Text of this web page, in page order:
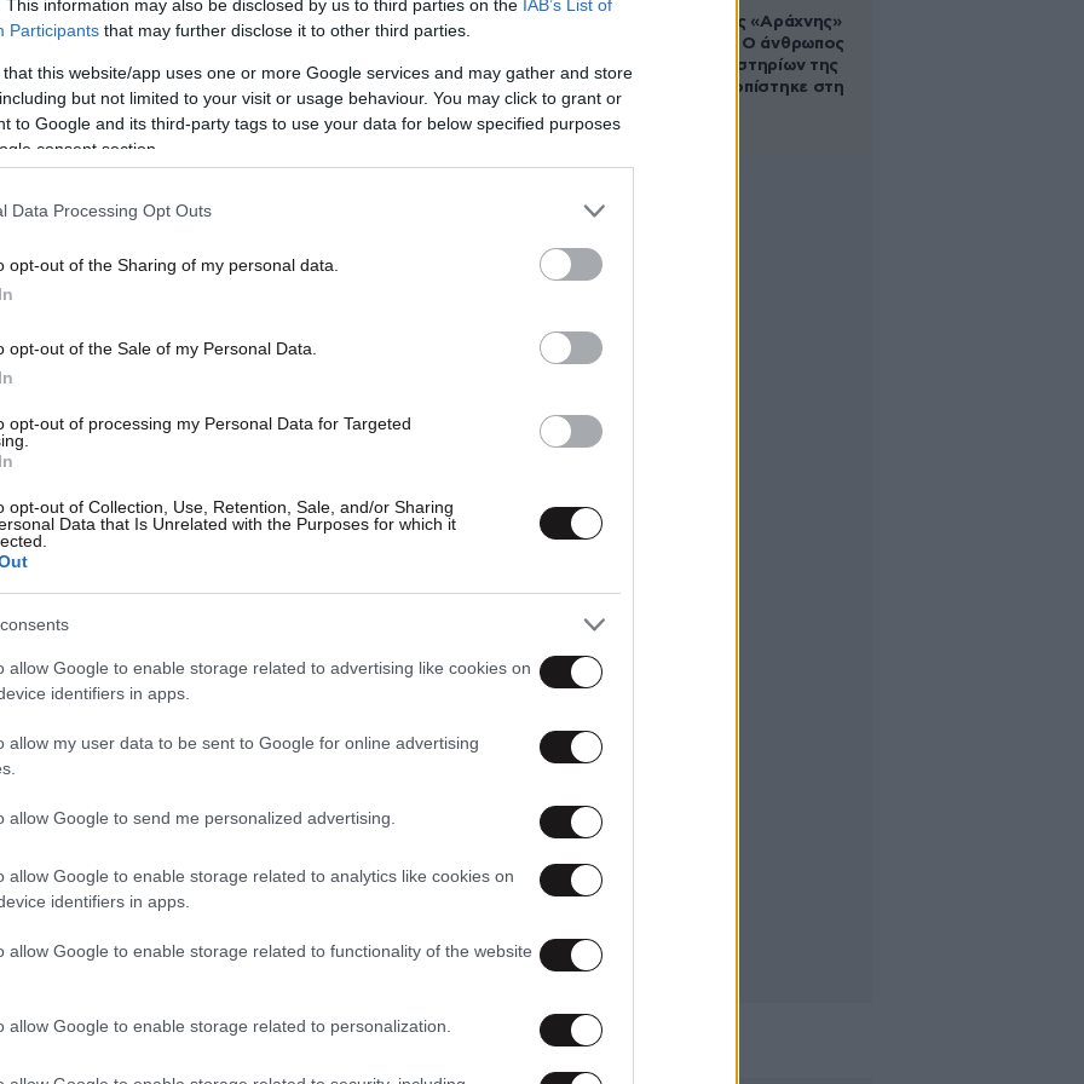
This information may also be disclosed by us to third parties on the IAB’s List of
Participants that may further disclose it to other third parties.
that this website/app uses one or more Google services and may gather and store
but not limited to your visit or usage behaviour. You may click to grant or
to Google and its third-party tags to use your data for below specified purposes
consent section.
Data Processing Opt Outs
opt-out of the Sharing of my personal data.
opt-out of the Sale of my Personal Data.
opt-out of processing my Personal Data for Targeted
opt-out of Collection, Use, Retention, Sale, and/or Sharing
Data that Is Unrelated with the Purposes for which it
allow Google to enable storage related to advertising like cookies on
identifiers in apps.
allow my user data to be sent to Google for online advertising
allow Google to send me personalized advertising.
allow Google to enable storage related to analytics like cookies on
identifiers in apps.
allow Google to enable storage related to functionality of the website
allow Google to enable storage related to personalization.
πολιτικές δυνάμεις που έχουν δείξει και
προς την Ελλάδα και τόνισε πως «ο ΣΥΡΙΖΑ
δικαιώματα των εργαζομένων, να
της φοροδιαφυγής, να μεταρρυθμίσει την
και να κάνει παρελθόν το πελατειακό
κάθε ενδεχόμενο διάσπασης του ΣΥΡΙΖΑ,
χρέους υπόθεση διεθνούς χαρακτήρα και
λαών για να σπάσει ο φαύλος κύκλος
Στα ίχνη της «Αράχνης»
του Άσαντ: Ο άνθρωπος
των βασανιστηρίων της
Συρίας εντοπίστηκε στη